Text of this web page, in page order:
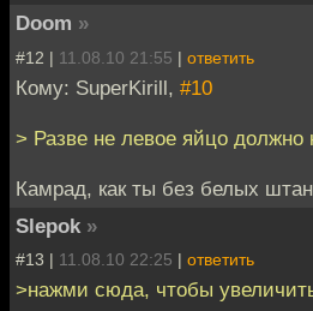
Doom »
#12 | 11.08.10 21:55 | ответить
Кому: SuperKirill, #10
> Разве не левое яйцо должно
Камрад, как ты без белых
Slepok »
#13 | 11.08.10 22:25 | ответить
>нажми сюда, чтобы